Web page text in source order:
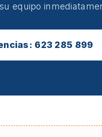
equipo
623 285 899